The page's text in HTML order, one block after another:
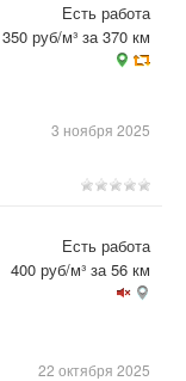
3 ноября 2025
Есть работа
руб/м³ за 370 км
22 октября 2025
Есть работа
400 руб/м³ за 56 км